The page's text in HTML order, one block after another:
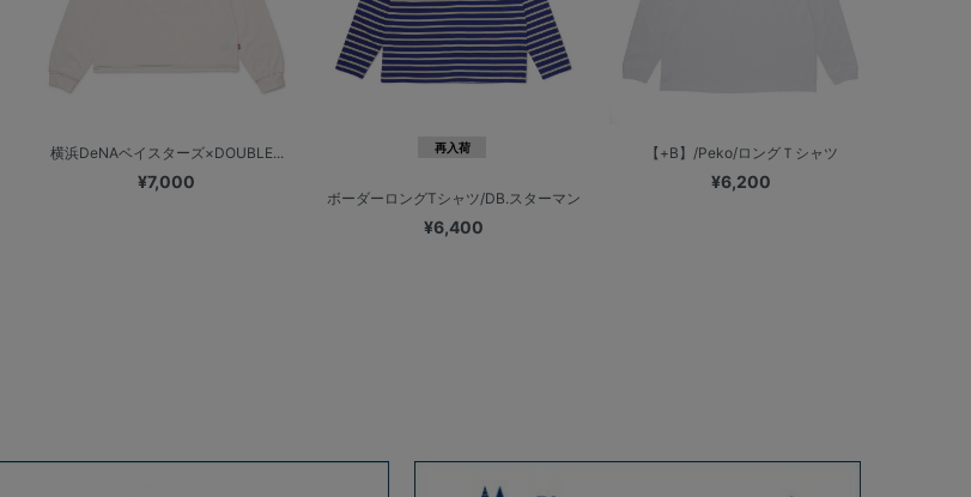
横浜DeNAベイスターズ×DOUBLE...
¥7,000
再入荷
ボーダーロングTシャツ/DB.スターマン
¥6,400
【+B】/Peko/ロングＴシャツ
¥6,200